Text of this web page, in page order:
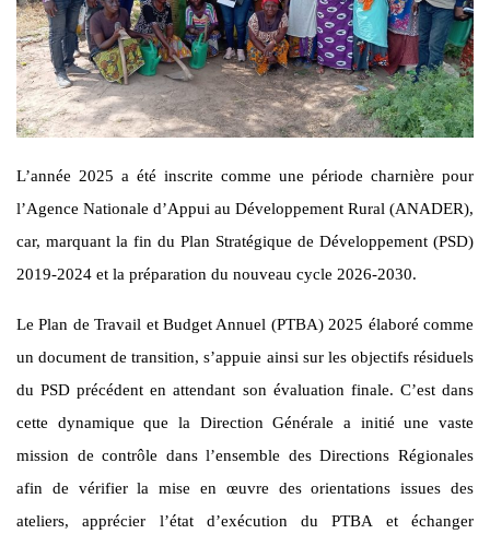
L’année 2025 a été inscrite comme une période charnière pour
l’Agence Nationale d’Appui au Développement Rural (ANADER),
car, marquant la fin du Plan Stratégique de Développement (PSD)
2019-2024 et la préparation du nouveau cycle 2026-2030.
Le Plan de Travail et Budget Annuel (PTBA) 2025 élaboré comme
un document de transition, s’appuie ainsi sur les objectifs résiduels
du PSD précédent en attendant son évaluation finale. C’est dans
cette dynamique que la Direction Générale a initié une vaste
mission de contrôle dans l’ensemble des Directions Régionales
afin de vérifier la mise en œuvre des orientations issues des
ateliers, apprécier l’état d’exécution du PTBA et échanger